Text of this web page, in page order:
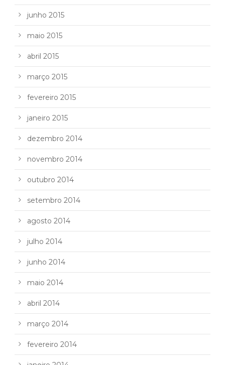
junho 2015
maio 2015
abril 2015
março 2015
fevereiro 2015
janeiro 2015
dezembro 2014
novembro 2014
outubro 2014
setembro 2014
agosto 2014
julho 2014
junho 2014
maio 2014
abril 2014
março 2014
fevereiro 2014